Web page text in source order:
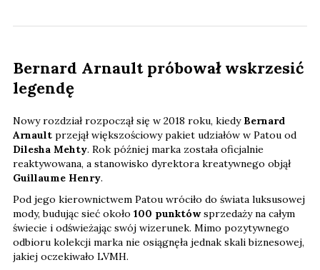
Bernard Arnault próbował wskrzesić
legendę
Nowy rozdział rozpoczął się w 2018 roku, kiedy Bernard
Arnault przejął większościowy pakiet udziałów w Patou od
Dilesha Mehty. Rok później marka została oficjalnie
reaktywowana, a stanowisko dyrektora kreatywnego objął
Guillaume Henry.
Pod jego kierownictwem Patou wróciło do świata luksusowej
mody, budując sieć około 100 punktówsprzedaży na całym
świecie i odświeżając swój wizerunek. Mimo pozytywnego
odbioru kolekcji marka nie osiągnęła jednak skali biznesowej,
jakiej oczekiwało LVMH.